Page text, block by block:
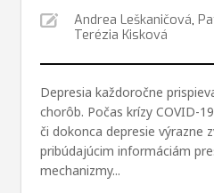
Andrea Leškaničová,
Terézia Kisková
Depresia každoročne
chorôb. Počas krízy COVID-
či dokonca depresie výrazne
pribúdajúcim informáciám
mechanizmy...